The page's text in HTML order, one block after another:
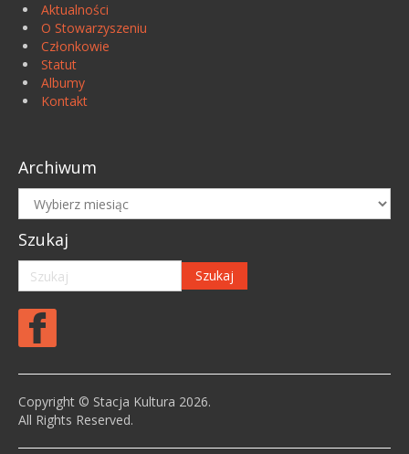
Aktualności
O Stowarzyszeniu
Członkowie
Statut
Albumy
Kontakt
Archiwum
Archiwum
Szukaj
Copyright © Stacja Kultura 2026.
All Rights Reserved.